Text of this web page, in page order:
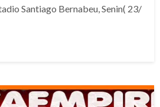
Santiago Bernabeu, Senin( 23/